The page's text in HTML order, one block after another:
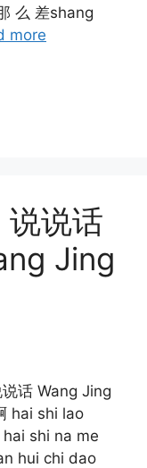
么 差shang
more
说话
Jing
话 Wang Jing
hai shi lao
shi na me
hui chi dao